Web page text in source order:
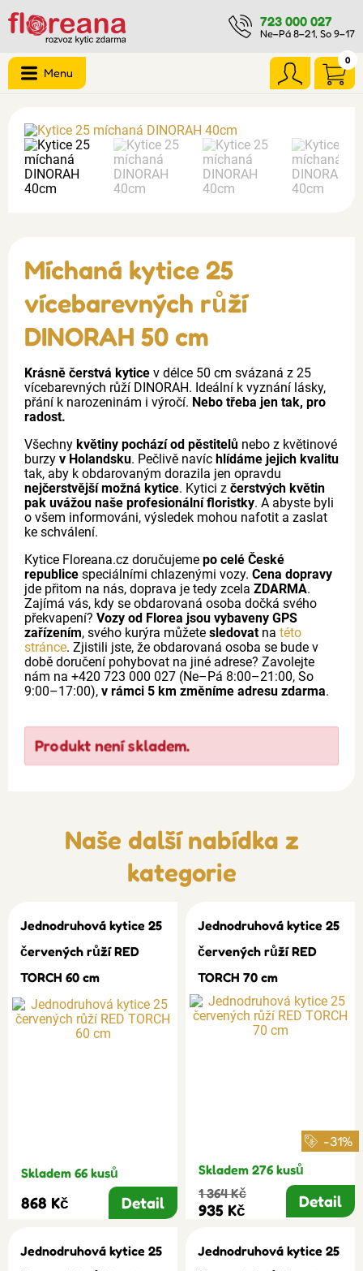
723 000 027
Ne–Pá 8–21, So 9–17
0
Menu
Míchaná kytice 25
vícebarevných růží
DINORAH 50 cm
Krásně čerstvá kytice v délce 50 cm svázaná z 25
vícebarevných růží DINORAH. Ideální k vyznání lásky,
přání k narozeninám i výročí. Nebo třeba jen tak, pro
radost.
Všechny květiny pochází od pěstitelů nebo z květinové
burzy v Holandsku. Pečlivě navíc hlídáme jejich kvalitu
tak, aby k obdarovaným dorazila jen opravdu
nejčerstvější možná kytice. Kytici z čerstvých květin
pak uvážou naše profesionální floristky. A abyste byli
o všem informováni, výsledek mohou nafotit a zaslat
ke schválení.
Kytice Floreana.cz doručujeme po celé České
republice speciálními chlazenými vozy. Cena dopravy
jde přitom na nás, doprava je tedy zcela ZDARMA.
Zajímá vás, kdy se obdarovaná osoba dočká svého
překvapení? Vozy od Florea jsou vybaveny GPS
zařízením, svého kurýra můžete sledovatna této
stránce. Zjistili jste, že obdarovaná osoba se bude v
době doručení pohybovat na jiné adrese? Zavolejte
nám na +420 723 000 027 (Ne–Pá 8:00–21:00, So
9:00–17:00), v rámci 5 km změníme adresu zdarma.
Produkt není skladem.
Naše další nabídka z
kategorie
Jednodruhová kytice 25
červených růží RED
TORCH 60 cm
Skladem 66 kusů
868 Kč Detail
Jednodruhová kytice 25
červených růží RED
TORCH 70 cm
-31%
Skladem 276 kusů
1 364 Kč
935 Kč Detail
Jednodruhová kytice 25
Jednodruhová kytice 25